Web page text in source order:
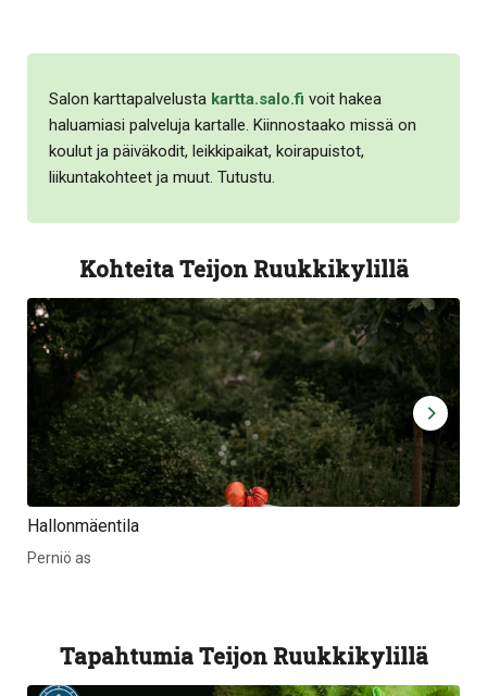
Salon karttapalvelusta kartta.salo.fi voit hakea
haluamiasi palveluja kartalle. Kiinnostaako missä on
koulut ja päiväkodit, leikkipaikat, koirapuistot,
liikuntakohteet ja muut. Tutustu.
Kohteita Teijon Ruukkikylillä
Hallonmäentila
Perniö as
Tapahtumia Teijon Ruukkikylillä